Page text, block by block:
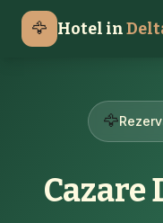
🦅 Hotel in
🦅
Cazare